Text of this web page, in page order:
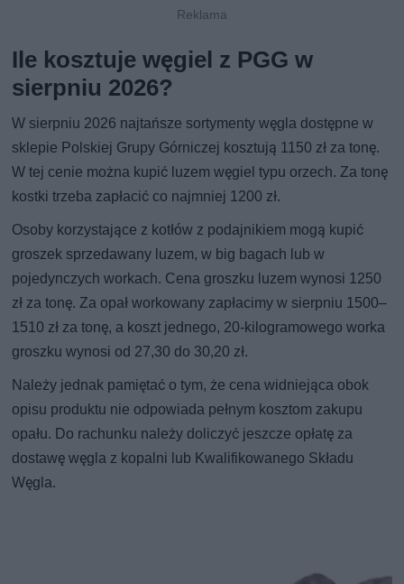
Ile kosztuje węgiel z PGG w
sierpniu 2026?
W sierpniu 2026 najtańsze sortymenty węgla dostępne w
sklepie Polskiej Grupy Górniczej kosztują 1150 zł za tonę.
W tej cenie można kupić luzem węgiel typu orzech. Za tonę
kostki trzeba zapłacić co najmniej 1200 zł.
Osoby korzystające z kotłów z podajnikiem mogą kupić
groszek sprzedawany luzem, w big bagach lub w
pojedynczych workach. Cena groszku luzem wynosi 1250
zł za tonę. Za opał workowany zapłacimy w sierpniu 1500–
1510 zł za tonę, a koszt jednego, 20-kilogramowego worka
groszku wynosi od 27,30 do 30,20 zł.
Należy jednak pamiętać o tym, że cena widniejąca obok
opisu produktu nie odpowiada pełnym kosztom zakupu
opału. Do rachunku należy doliczyć jeszcze opłatę za
dostawę węgla z kopalni lub Kwalifikowanego Składu
Węgla.